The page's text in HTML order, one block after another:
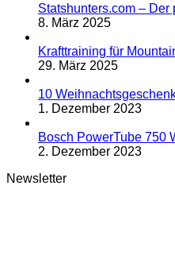
Statshunters.com – Der
8. März 2025
Krafttraining für
29. März 2025
10
1. Dezember 2023
Bosch PowerTube 750
2. Dezember 2023
Newsletter